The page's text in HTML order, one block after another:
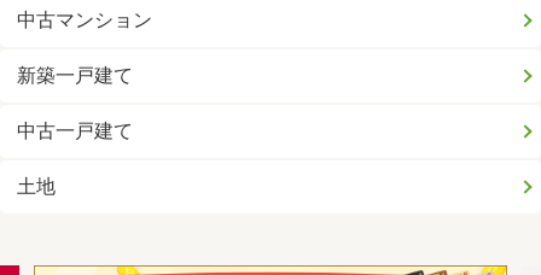
中古マンション
新築一戸建て
中古一戸建て
土地